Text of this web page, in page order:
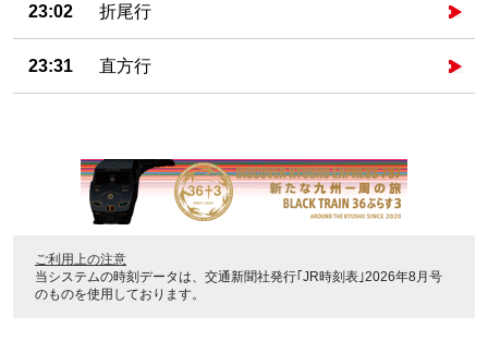
23:02 折尾行
23:31 直方行
ご利用上の注意
当システムの時刻データは、 交通新聞社発行｢JR時刻表｣2026年8月号
のものを使用しております。